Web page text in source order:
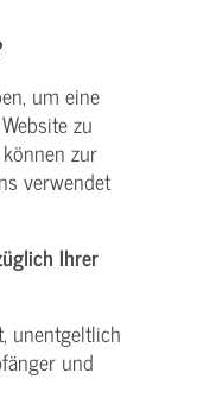
um eine
zu
zur
verwendet
Ihrer
unentgeltlich
und